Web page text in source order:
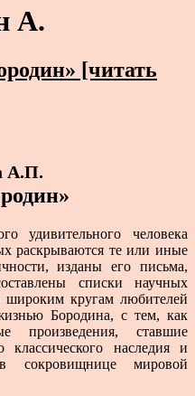
А.
[читать
А.П.
удивительного человека
раскрываются те или иные
изданы его письма,
списки научных
широким кругам любителей
Бородина, с тем, как
произведения, ставшие
классического наследия и
сокровищнице мировой